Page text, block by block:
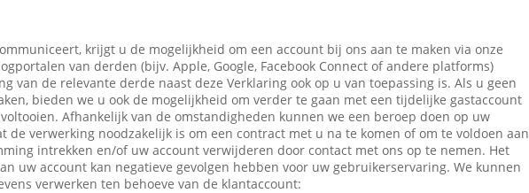
krijgt u de mogelijkheid om een account bij ons aan te maken via onze
van derden (bijv. Apple, Google, Facebook Connect of andere platforms)
van de relevante derde naast deze Verklaring ook op u van toepassing is. Als u geen
bieden we u ook de mogelijkheid om verder te gaan met een tijdelijke gastaccount
Afhankelijk van de omstandigheden kunnen we een beroep doen op uw
de verwerking noodzakelijk is om een contract met u na te komen of om te voldoen aan
intrekken en/of uw account verwijderen door contact met ons op te nemen. Het
uw account kan negatieve gevolgen hebben voor uw gebruikerservaring. We kunnen
verwerken ten behoeve van de klantaccount: